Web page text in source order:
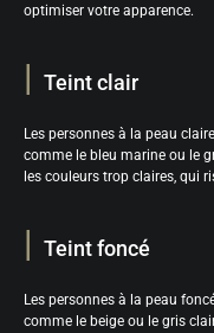
optimiser votre apparence.
Teint clair
Les personnes à la peau
comme le bleu marine ou le
les couleurs trop claires, qui
Teint foncé
Les personnes à la peau
comme le beige ou le gris